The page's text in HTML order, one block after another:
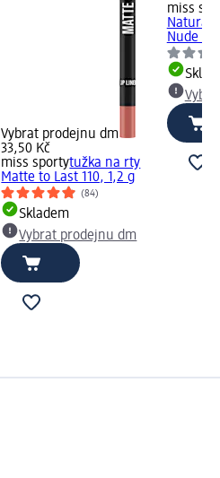
Vybrat prodejnu dm
33,50 Kč
miss sportytužka na rty
Matte to Last 110, 1,2 g
(84)
Skladem
Vybrat prodejnu dm
miss
Nude